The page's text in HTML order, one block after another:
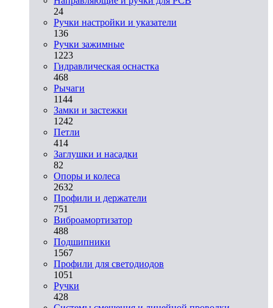
24
Ручки настройки и указатели
136
Ручки зажимные
1223
Гидравлическая оснастка
468
Рычаги
1144
Замки и застежки
1242
Петли
414
Заглушки и насадки
82
Опоры и колеса
2632
Профили и держатели
751
Виброамортизатор
488
Подшипники
1567
Профили для светодиодов
1051
Ручки
428